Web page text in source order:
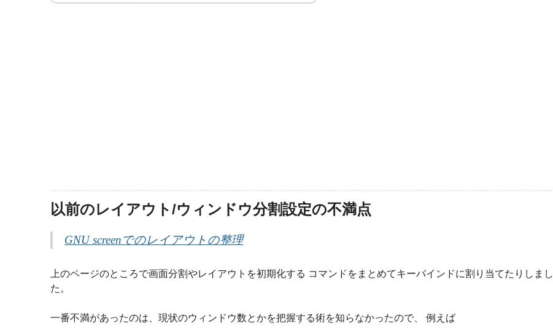
以前のレイアウト/ウィンドウ分割設定の不満点
GNU screenでのレイアウトの整理
上のページのところで画面分割やレイアウトを初期化する コマンドをまとめてキーバインドに割り当てたりしまし
た。
一番不満があったのは、現状のウィンドウ数とかを把握する術を知らなかったので、 例えば